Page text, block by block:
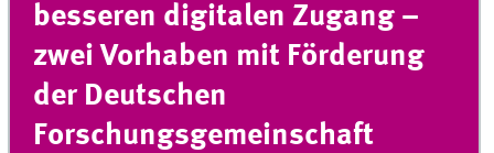
besseren digitalen Zugang –
zwei Vorhaben mit Förderung
der Deutschen
Forschungsgemeinschaft